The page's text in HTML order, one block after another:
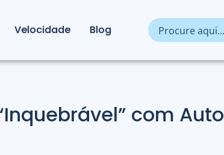
Velocidade Blog
com